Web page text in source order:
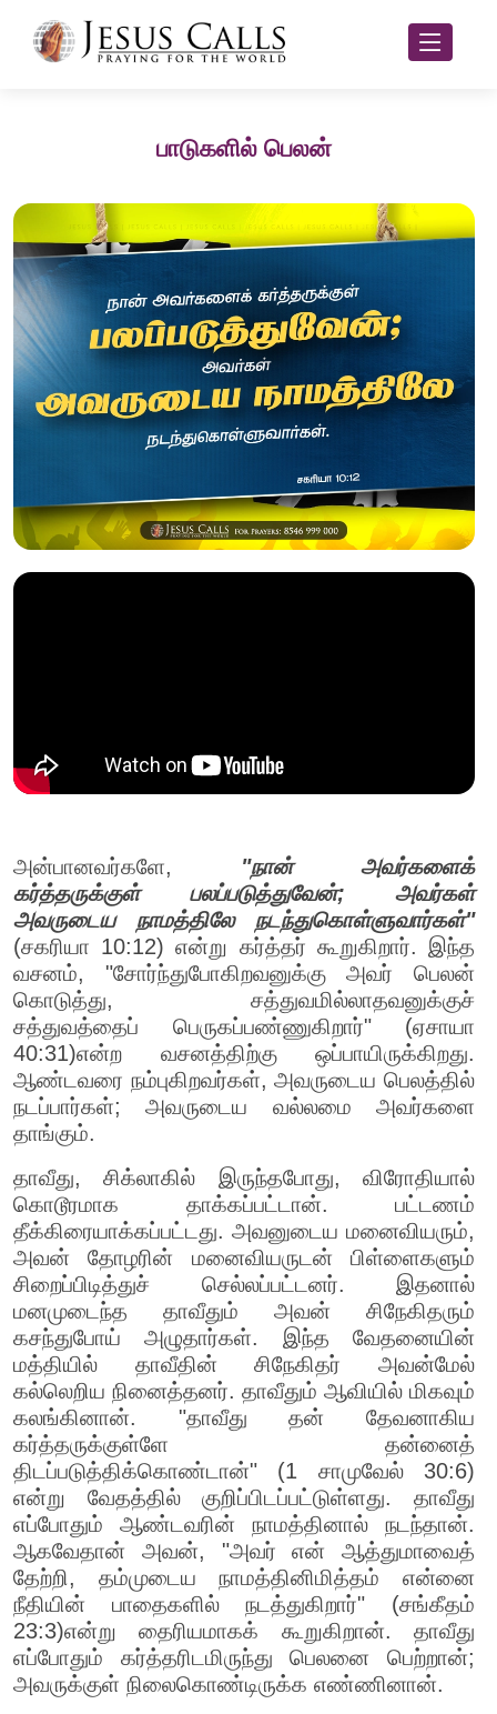
பாடுகளில் பெலன்
அன்பானவர்களே,
"நான் அவர்களைக்
கர்த்தருக்குள் பலப்படுத்துவேன்; அவர்கள்
அவருடைய நாமத்திலே நடந்துகொள்ளுவார்கள்"
(சகரியா 10:12) என்று கர்த்தர் கூறுகிறார். இந்த
வசனம், "சோர்ந்துபோகிறவனுக்கு அவர் பெலன்
கொடுத்து, சத்துவமில்லாதவனுக்குச்
சத்துவத்தைப் பெருகப்பண்ணுகிறார்" (ஏசாயா
40:31)என்ற வசனத்திற்கு ஒப்பாயிருக்கிறது.
ஆண்டவரை நம்புகிறவர்கள், அவருடைய பெலத்தில்
நடப்பார்கள்; அவருடைய வல்லமை அவர்களை
தாங்கும்.
தாவீது, சிக்லாகில் இருந்தபோது, விரோதியால்
கொடூரமாக தாக்கப்பட்டான். பட்டணம்
தீக்கிரையாக்கப்பட்டது. அவனுடைய மனைவியரும்,
அவன் தோழரின் மனைவியருடன் பிள்ளைகளும்
சிறைப்பிடித்துச் செல்லப்பட்டனர். இதனால்
மனமுடைந்த தாவீதும் அவன் சிநேகிதரும்
கசந்துபோய் அழுதார்கள். இந்த வேதனையின்
மத்தியில் தாவீதின் சிநேகிதர் அவன்மேல்
கல்லெறிய நினைத்தனர். தாவீதும் ஆவியில் மிகவும்
கலங்கினான். "தாவீது தன் தேவனாகிய
கர்த்தருக்குள்ளே தன்னைத்
திடப்படுத்திக்கொண்டான்" (1 சாமுவேல் 30:6)
என்று வேதத்தில் குறிப்பிடப்பட்டுள்ளது. தாவீது
எப்போதும் ஆண்டவரின் நாமத்தினால் நடந்தான்.
ஆகவேதான் அவன், "அவர் என் ஆத்துமாவைத்
தேற்றி, தம்முடைய நாமத்தினிமித்தம் என்னை
நீதியின் பாதைகளில் நடத்துகிறார்" (சங்கீதம்
23:3)என்று தைரியமாகக் கூறுகிறான். தாவீது
எப்போதும் கர்த்தரிடமிருந்து பெலனை பெற்றான்;
அவருக்குள் நிலைகொண்டிருக்க எண்ணினான்.